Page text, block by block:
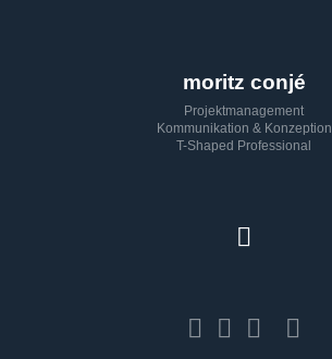
moritz conjé
Projektmanagement
Kommunikation & Konzeption
T-Shaped Professional